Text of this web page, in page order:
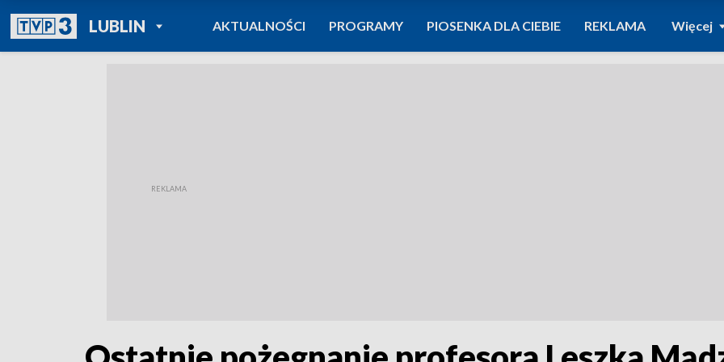
LUBLINPOWRÓT DO
TVP REGIONY
AKTUALNOŚCI PROGRAMY PIOSENKA DLA CIEBIE REKLAMA Więcej